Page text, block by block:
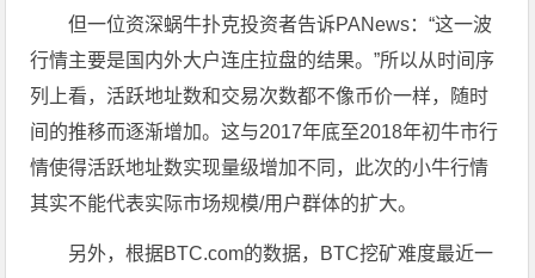
但一位资深蜗牛扑克投资者告诉PANews：“这一波
行情主要是国内外大户连庄拉盘的结果。”所以从时间序
列上看，活跃地址数和交易次数都不像币价一样，随时
间的推移而逐渐增加。这与2017年底至2018年初牛市行
情使得活跃地址数实现量级增加不同，此次的小牛行情
其实不能代表实际市场规模/用户群体的扩大。
另外，根据BTC.com的数据，BTC挖矿难度最近一